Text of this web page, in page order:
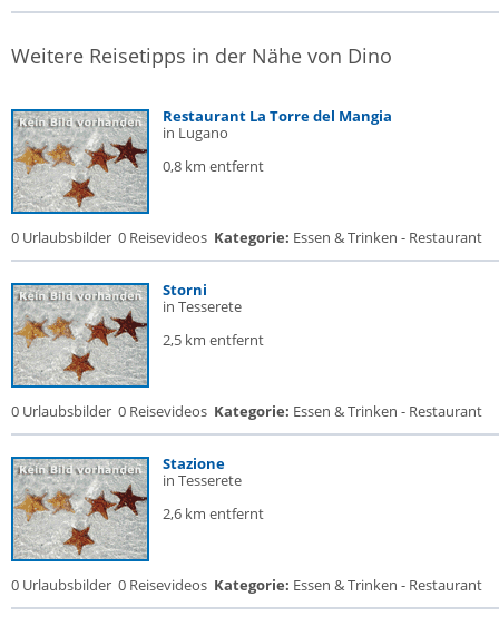
Weitere Reisetipps in der Nähe von Dino
Restaurant La Torre del Mangia
in Lugano
0,8 km entfernt
0 Urlaubsbilder 0 Reisevideos Kategorie: Essen & Trinken - Restaurant
Storni
in Tesserete
2,5 km entfernt
0 Urlaubsbilder 0 Reisevideos Kategorie: Essen & Trinken - Restaurant
Stazione
in Tesserete
2,6 km entfernt
0 Urlaubsbilder 0 Reisevideos Kategorie: Essen & Trinken - Restaurant